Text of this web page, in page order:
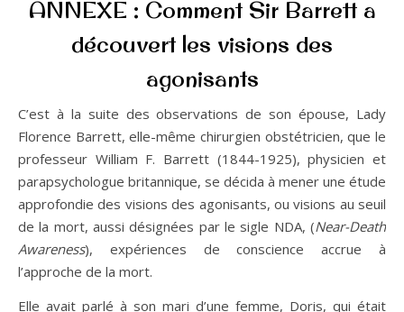
ANNEXE : Comment Sir Barrett a
découvert les visions des
agonisants
C’est à la suite des observations de son épouse, Lady
Florence Barrett, elle-même chirurgien obstétricien, que le
professeur William F. Barrett (1844-1925), physicien et
parapsychologue britannique, se décida à mener une étude
approfondie des visions des agonisants, ou visions au seuil
de la mort, aussi désignées par le sigle NDA, (Near-Death
Awareness), expériences de conscience accrue à
l’approche de la mort.
Elle avait parlé à son mari d’une femme, Doris, qui était